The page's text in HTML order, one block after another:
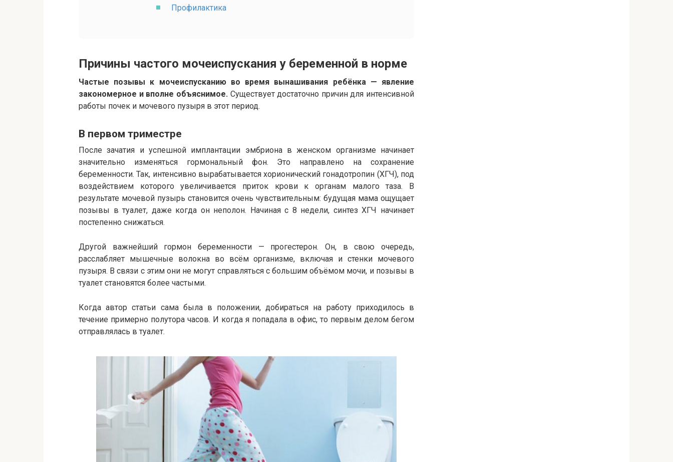
Профилактика
Причины частого мочеиспускания у беременной в норме
Частые позывы к мочеиспусканию во время вынашивания ребёнка — явление
закономерное и вполне объяснимое.Существует достаточно причин для интенсивной
работы почек и мочевого пузыря в этот период.
В первом триместре
После зачатия и успешной имплантации эмбриона в женском организме начинает
значительно изменяться гормональный фон. Это направлено на сохранение
беременности. Так, интенсивно вырабатывается хорионический гонадотропин (ХГЧ), под
воздействием которого увеличивается приток крови к органам малого таза. В
результате мочевой пузырь становится очень чувствительным: будущая мама ощущает
позывы в туалет, даже когда он неполон. Начиная с 8 недели, синтез ХГЧ начинает
постепенно снижаться.
Другой важнейший гормон беременности — прогестерон. Он, в свою очередь,
расслабляет мышечные волокна во всём организме, включая и стенки мочевого
пузыря. В связи с этим они не могут справляться с большим объёмом мочи, и позывы в
туалет становятся более частыми.
Когда автор статьи сама была в положении, добираться на работу приходилось в
течение примерно полутора часов. И когда я попадала в офис, то первым делом бегом
отправлялась в туалет.